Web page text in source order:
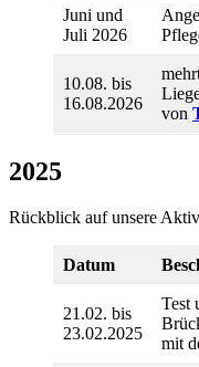
Juni und
Juli 2026
10.08. bis
16.08.2026
von
2025
Rückblick auf unsere
Datum
21.02. bis
23.02.2025
Test
mit